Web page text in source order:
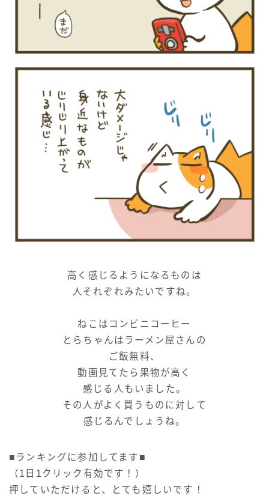
高く感じるようになるものは
人それぞれみたいですね。
ねこはコンビニコーヒー
とらちゃんはラーメン屋さんの
ご飯無料、
動画見てたら果物が高く
感じる人もいました。
その人がよく買うものに対して
感じるんでしょうね。
■ランキングに参加してます■
（1日1クリック有効です！）
押していただけると、とても嬉しいです！